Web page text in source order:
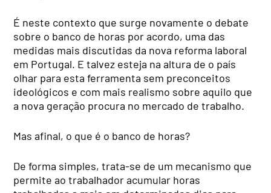
É neste contexto que surge novamente o debate
sobre o banco de horas por acordo, uma das
medidas mais discutidas da nova reforma laboral
em Portugal. E talvez esteja na altura de o país
olhar para esta ferramenta sem preconceitos
ideológicos e com mais realismo sobre aquilo que
a nova geração procura no mercado de trabalho.
Mas afinal, o que é o banco de horas?
De forma simples, trata-se de um mecanismo que
permite ao trabalhador acumular horas